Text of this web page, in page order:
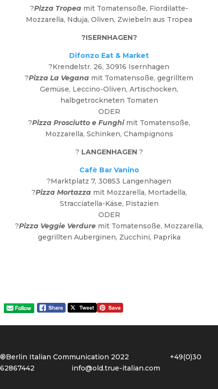
?Pizza Tropeamit Tomatensoße, Fiordilatte-
Mozzarella, Nduja, Oliven, Zwiebeln aus Tropea
?ISERNHAGEN?
Difonzo Eat & Market
?Krendelstr. 26, 30916 Isernhagen
?Pizza La Vegana mit Tomatensoße, gegrilltem
Gemüse, Leccino-Oliven, Artischocken,
halbgetrockneten Tomaten
ODER
?Pizza Prosciutto e Funghi mit Tomatensoße,
Mozzarella, Schinken, Champignons
? LANGENHAGEN ?
Cafè Bar Vanino
?Marktplatz 7, 30853 Langenhagen
?Pizza Mortazzamit Mozzarella, Mortadella,
Stracciatella-Käse, Pistazien
ODER
?Pizza Veggie Verdure mit Tomatensoße, Mozzarella,
gegrillten Auberginen, Zucchini, Paprika
®Berlin Italian Communication 2022 +49(0)30
62867442
info@old.true-italian.com